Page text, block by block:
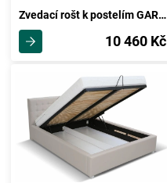
Zvedací rošt k postelím GARGE 180
10 460 Kč